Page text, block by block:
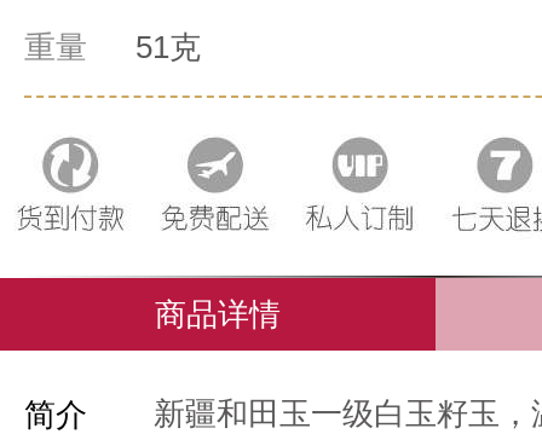
重量 51克
商品详情
简介 新疆和田玉一级白玉籽玉